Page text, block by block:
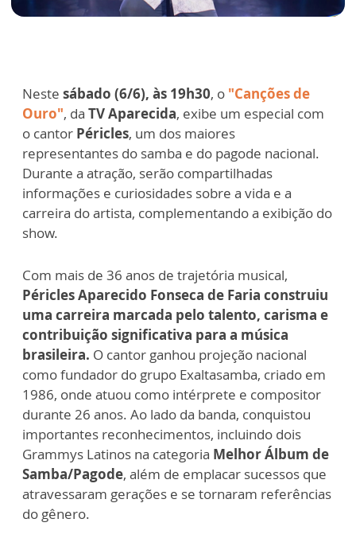
Neste sábado (6/6), às 19h30, o "Canções de
Ouro", da TV Aparecida, exibe um especial com
o cantor Péricles, um dos maiores
representantes do samba e do pagode nacional.
Durante a atração, serão compartilhadas
informações e curiosidades sobre a vida e a
carreira do artista, complementando a exibição do
show.
Com mais de 36 anos de trajetória musical,
Péricles Aparecido Fonseca de Faria construiu
uma carreira marcada pelo talento, carisma e
contribuição significativa para a música
brasileira. O cantor ganhou projeção nacional
como fundador do grupo Exaltasamba, criado em
1986, onde atuou como intérprete e compositor
durante 26 anos. Ao lado da banda, conquistou
importantes reconhecimentos, incluindo dois
Grammys Latinos na categoria MelhorÁlbum de
Samba/Pagode, além de emplacar sucessos que
atravessaram gerações e se tornaram referências
do gênero.